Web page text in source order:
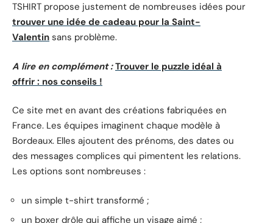
TSHIRT propose justement de nombreuses idées pour
trouver une idée de cadeau pour la Saint-
Valentin sans problème.
A lire en complément : Trouver le puzzle idéal à
offrir : nos conseils !
Ce site met en avant des créations fabriquées en
France. Les équipes imaginent chaque modèle à
Bordeaux. Elles ajoutent des prénoms, des dates ou
des messages complices qui pimentent les relations.
Les options sont nombreuses :
un simple t-shirt transformé ;
un boxer drôle qui affiche un visage aimé ;